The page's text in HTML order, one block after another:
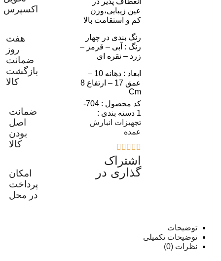
عین زیبایی،وزن
کم و استقامت بالا
رنگ بندی در چهار
رنگ : آبی – قرمز –
زرد – نقره ای
ابعاد : دهانه 10 –
عمق 17 – ارتفاع 8
Cm
کد محصول :
704-
1 دسته بندی :
تجهیزات انبارش
عمده





اشتراک
گذاری در
اکسپرس
هفت
روز
ضمانت
بازگشت
کالا
ضمانت
اصل
بودن
کالا
امکان
پرداخت
در محل
توضیحات
توضیحات تکمیلی
نظرات (0)